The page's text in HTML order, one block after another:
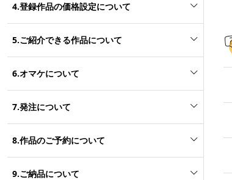
4.登録作品の価格設定について
5.ご紹介できる作品について
6.オマケについて
7.発注について
8.作品のご予約について
9.ご納品について